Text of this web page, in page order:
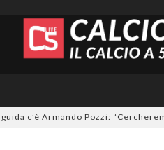
Armando Pozzi: “Cercheremo